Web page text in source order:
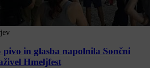
in glasba napolnila Sončni
Hmeljfest